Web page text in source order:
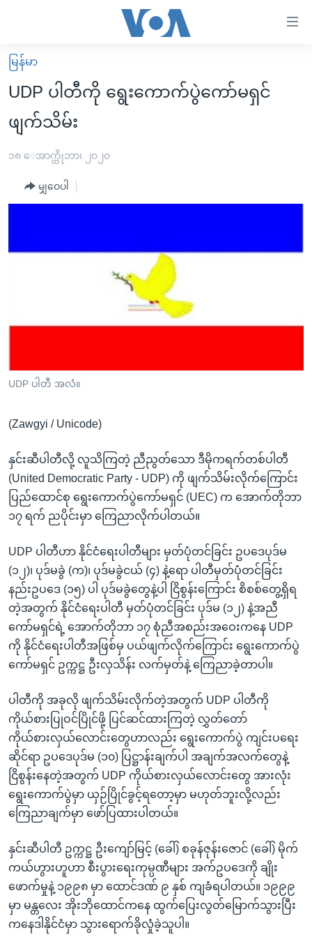
လွယ်ကူ
စေ
သည့်
Link
များ
အကြောင်းအရာ
သို့
ရန်
ရန်
နေရာ
သို့
ကျော်
မူလစာမျက်နှာ
မြန်မာ
ကမ္ဘာ့သတင်းများ
နိုင်ငံတကာ
ရပ်ဝန်းတခု လမ်းတခု အလွန်
အမေရိကန်သုံးအီဒီယံ
မကြေးမုံရဲ့ အင်္ဂလိပ်စာ
သုတပဒေသာ အင်္ဂလိပ်စာ
အပတ်စဉ်ကဏ္ဍများ
ရေဒီယိုနှင့်ရုပ်သံ အချက်အလက်များ
ဗွီအိုအေ လူမှုကွန်ယက်များ
မြန်မာ
UDP ပါတီကို ရွေးကောက်ပွဲကော်မရှင်
ဖျက်သိမ်း
၁၈ ေအာက္တိုဘာ၊ ၂၀၂၀
မျှဝေပါ
UDP ပါတီ အလံ။
(Zawgyi / Unicode)
နှင်းဆီပါတီလို့ လူသိကြတဲ့ ညီညွတ်သော ဒီမိုကရက်တစ်ပါတီ
(United Democratic Party - UDP) ကို ဖျက်သိမ်းလိုက်ကြောင်း
ပြည်ထောင်စု ရွေးကောက်ပွဲကော်မရှင် (UEC) က အောက်တိုဘာ
၁၇ ရက် ညပိုင်းမှာ ကြေညာလိုက်ပါတယ်။
UDP ပါတီဟာ နိုင်ငံရေးပါတီများ မှတ်ပုံတင်ခြင်း ဥပဒေပုဒ်မ
(၁၂)၊ ပုဒ်မခွဲ (က)၊ ပုဒ်မခွဲငယ် (၄) နဲ့ရော ပါတီမှတ်ပုံတင်ခြင်း
နည်းဥပဒေ (၁၅) ပါ ပုဒ်မခွဲတွေနဲ့ပါ ငြိစွန်းကြောင်း စိစစ်တွေ့ရှိရ
တဲ့အတွက် နိုင်ငံရေးပါတီ မှတ်ပုံတင်ခြင်း ပုဒ်မ (၁၂) နဲ့အညီ
ကော်မရှင်ရဲ့ အောက်တိုဘာ ၁၇ စုံညီအစည်းအဝေးကနေ UDP
ကို နိုင်ငံရေးပါတီအဖြစ်မှ ပယ်ဖျက်လိုက်ကြောင်း ရွေးကောက်ပွဲ
ကော်မရှင် ဥက္ကဋ္ဌ ဦးလှသိန်း လက်မှတ်နဲ့ ကြေညာခဲ့တာပါ။
ပါတီကို အခုလို ဖျက်သိမ်းလိုက်တဲ့အတွက် UDP ပါတီကို
ကိုယ်စားပြုဝင်ပြိုင်ဖို့ ပြင်ဆင်ထားကြတဲ့ လွှတ်တော်
ကိုယ်စားလှယ်လောင်းတွေဟာလည်း ရွေးကောက်ပွဲ ကျင်းပရေး
ဆိုင်ရာ ဥပဒေပုဒ်မ (၁၀) ပြဋ္ဌာန်းချက်ပါ အချက်အလက်တွေနဲ့
ငြိစွန်းနေတဲ့အတွက် UDP ကိုယ်စားလှယ်လောင်းတွေ အားလုံး
ရွေးကောက်ပွဲမှာ ယှဉ်ပြိုင်ခွင့်ရတော့မှာ မဟုတ်ဘူးလို့လည်း
ကြေညာချက်မှာ ဖော်ပြထားပါတယ်။
နှင်းဆီပါတီ ဥက္ကဋ္ဌ ဦးကျော်မြင့် (ခေါ်) စခုန်ဇုန်းဇောင် (ခေါ်) မိုက်
ကယ်ဟွားဟူဟာ စီးပွားရေးကုမ္ပဏီများ အက်ဥပဒေကို ချိုး
ဖောက်မှုနဲ့ ၁၉၉၈ မှာ ထောင်ဒဏ် ၉ နှစ် ကျခံရပါတယ်။ ၁၉၉၉
မှာ မန္တလေး အိုးဘိုထောင်ကနေ ထွက်ပြေးလွတ်မြောက်သွားပြီး
ကနေဒါနိုင်ငံမှာ သွားရောက်ခိုလှုံခဲ့သူပါ။